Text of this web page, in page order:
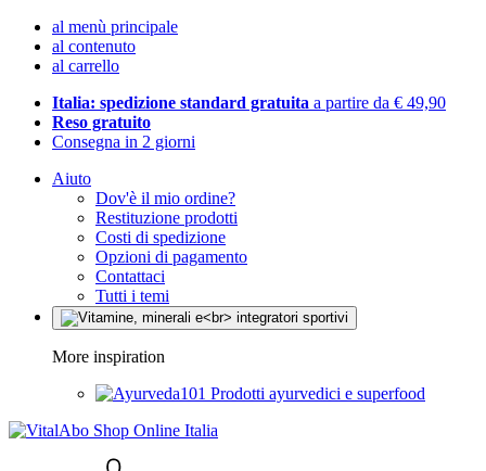
al menù principale
al contenuto
al carrello
Italia: spedizione standard gratuita a partire da € 49,90
Reso gratuito
Consegna in 2 giorni
Aiuto
Dov'è il mio ordine?
Restituzione prodotti
Costi di spedizione
Opzioni di pagamento
Contattaci
Tutti i temi
More inspiration
Prodotti ayurvedici e superfood